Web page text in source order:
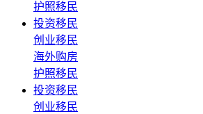
护照移民
投资移民
创业移民
海外购房
护照移民
投资移民
创业移民